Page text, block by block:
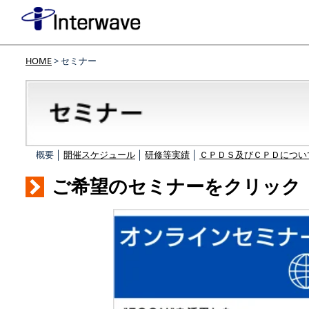
HOME> セミナー
概要 │ 開催スケジュール 研修等実績 ＣＰＤＳ及びＣＰＤにつ
ご希望のセミナーをクリック